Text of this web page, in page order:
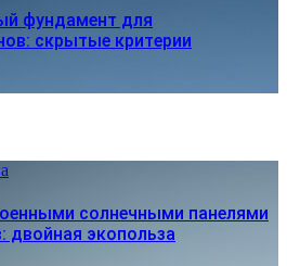
фундамент для
скрытые критерии
солнечными панелями
экопольза